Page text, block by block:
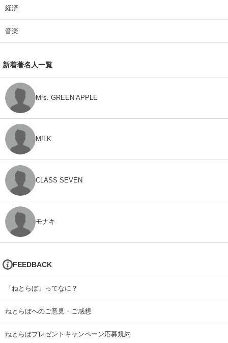
経済
音楽
新着著名人一覧
Mrs. GREEN APPLE
M!LK
CLASS SEVEN
モナキ
FEEDBACK
「ねとらぼ」ってなに？
ねとらぼへのご意見・ご感想
ねとらぼプレゼントキャンペーン応募規約